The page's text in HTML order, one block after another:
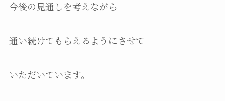
今後の見通しを考えながら
通い続けてもらえるようにさせて
いただいています。